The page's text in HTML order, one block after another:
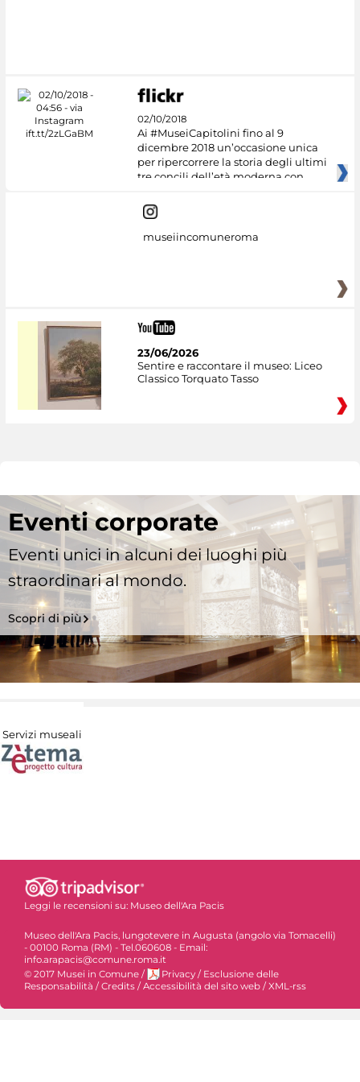
02/10/2018
Ai #MuseiCapitolini fino al 9
dicembre 2018 un’occasione unica
per ripercorrere la storia degli ultimi
tre concili dell’età moderna con
museiincomuneroma
23/06/2026
Sentire e raccontare il museo: Liceo
Classico Torquato Tasso
Eventi corporate
Eventi unici in alcuni dei luoghi più
straordinari al mondo.
Scopri di più
Servizi museali
Leggi le recensioni su: Museo dell'Ara Pacis
Museo dell'Ara Pacis, lungotevere in Augusta (angolo via Tomacelli)
- 00100 Roma (RM) - Tel.060608 - Email:
info.arapacis@comune.roma.it
© 2017 Musei in Comune / Privacy / Esclusione delle
Responsabilità / Credits / Accessibilità del sito web / XML-rss